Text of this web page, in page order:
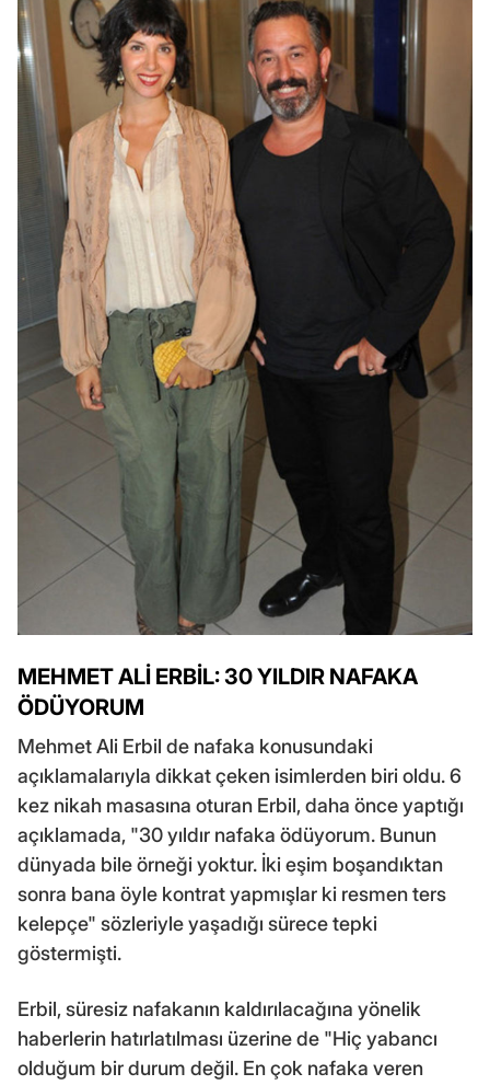
MEHMET ALİ ERBİL: 30 YILDIR NAFAKA
ÖDÜYORUM
Mehmet Ali Erbil de nafaka konusundaki
açıklamalarıyla dikkat çeken isimlerden biri oldu. 6
kez nikah masasına oturan Erbil, daha önce yaptığı
açıklamada, "30 yıldır nafaka ödüyorum. Bunun
dünyada bile örneği yoktur. İki eşim boşandıktan
sonra bana öyle kontrat yapmışlar ki resmen ters
kelepçe" sözleriyle yaşadığı sürece tepki
göstermişti.
Erbil, süresiz nafakanın kaldırılacağına yönelik
haberlerin hatırlatılması üzerine de "Hiç yabancı
olduğum bir durum değil. En çok nafaka veren